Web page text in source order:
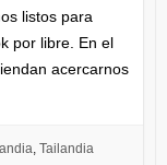
listos para
por libre. En el
acercarnos
Tailandia